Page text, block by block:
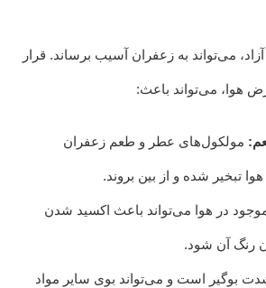
می‌تواند به زعفران آسیب برساند. قرار
هوا، می‌تواند باعث:
مولکول‌های عطر و طعم زعفران
تبخیر شده و از بین بروند.
در هوا می‌تواند باعث اکسید شدن
رنگ آن شود.
بوگیر است و می‌تواند بوی سایر مواد